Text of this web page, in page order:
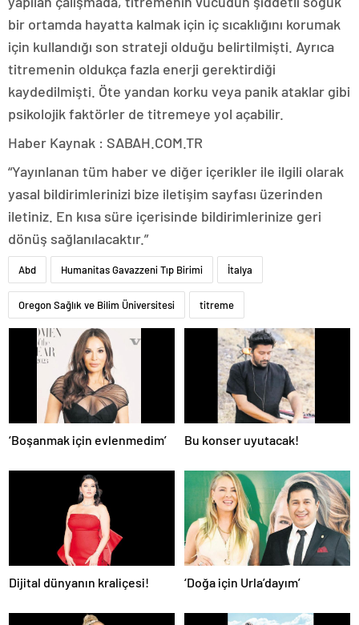
bir ortamda hayatta kalmak için iç sıcaklığını korumak
için kullandığı son strateji olduğu belirtilmişti. Ayrıca
titremenin oldukça fazla enerji gerektirdiği
kaydedilmişti. Öte yandan korku veya panik ataklar gibi
psikolojik faktörler de titremeye yol açabilir.
Haber Kaynak : SABAH.COM.TR
“Yayınlanan tüm haber ve diğer içerikler ile ilgili olarak
yasal bildirimlerinizi bize iletişim sayfası üzerinden
iletiniz. En kısa süre içerisinde bildirimlerinize geri
dönüş sağlanılacaktır.”
Abd Humanitas Gavazzeni Tıp Birimi İtalya
Oregon Sağlık ve Bilim Üniversitesi titreme
‘Boşanmak için evlenmedim’ Bu konser uyutacak!
Dijital dünyanın kraliçesi! ‘Doğa için Urla’dayım’